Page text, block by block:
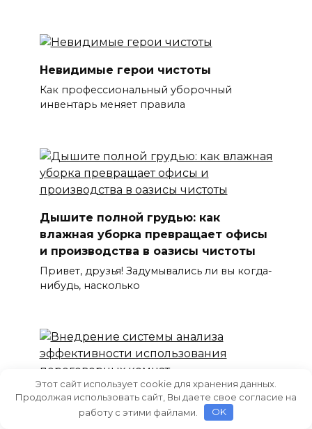
Невидимые герои чистоты
Как профессиональный уборочный
инвентарь меняет правила
Дышите полной грудью: как
влажная уборка превращает офисы
и производства в оазисы чистоты
Привет, друзья! Задумывались ли вы когда-
нибудь, насколько
Внедрение системы анализа
эффективности использования
Этот сайт использует cookie для хранения данных.
Продолжая использовать сайт, Вы даете свое согласие на
работу с этими файлами.
OK